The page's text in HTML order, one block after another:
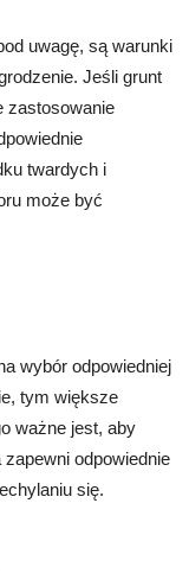
uwagę, są warunki
Jeśli grunt
zastosowanie
twardych i
może być
wybór odpowiedniej
tym większe
ważne jest, aby
odpowiednie
się.